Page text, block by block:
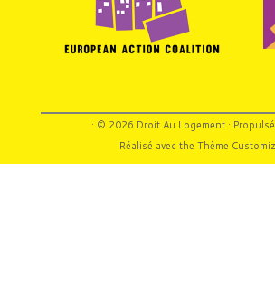
· © 2026 Droit Au Logement·
Réalisé avec theThème